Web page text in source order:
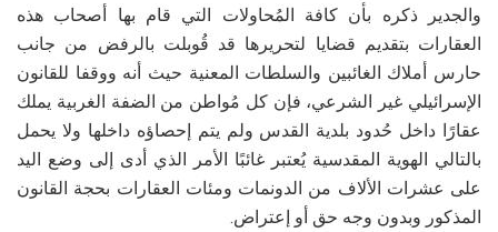
والجدير ذكره بأن كافة المُحاولات التي قام بها أصحاب هذه
العقارات بتقديم قضايا لتحريرها قد قُوبلت بالرفض من جانب
حارس أملاك الغائبين والسلطات المعنية حيث أنه ووقفا للقانون
الإسرائيلي غير الشرعي، فإن كل مُواطن من الضفة الغربية يملك
عقارًا داخل حُدود بلدية القدس ولم يتم إحصاؤه داخلها ولا يحمل
بالتالي الهوية المقدسية يُعتبر غائبًا الأمر الذي أدى إلى وضع اليد
على عشرات الألاف من الدونمات ومئات العقارات بحجة القانون
المذكور وبدون وجه حق أو إعتراض.